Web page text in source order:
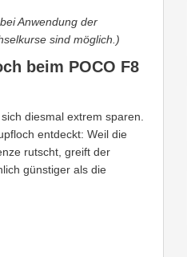
Anwendung der
sind möglich.)
beim POCO F8
diesmal extrem sparen.
entdeckt: Weil die
rutscht, greift der
günstiger als die